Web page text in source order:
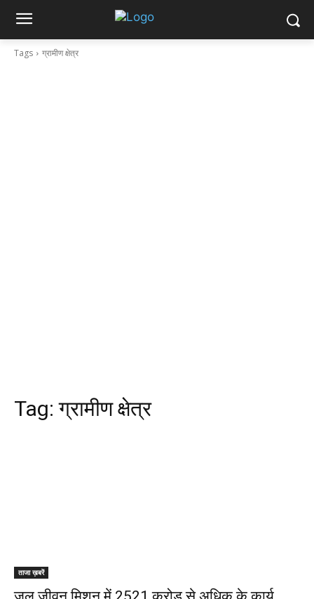
Tags ग्रामीण क्षेत्र
Tag:ग्रामीण क्षेत्र
ताजा ख़बरें